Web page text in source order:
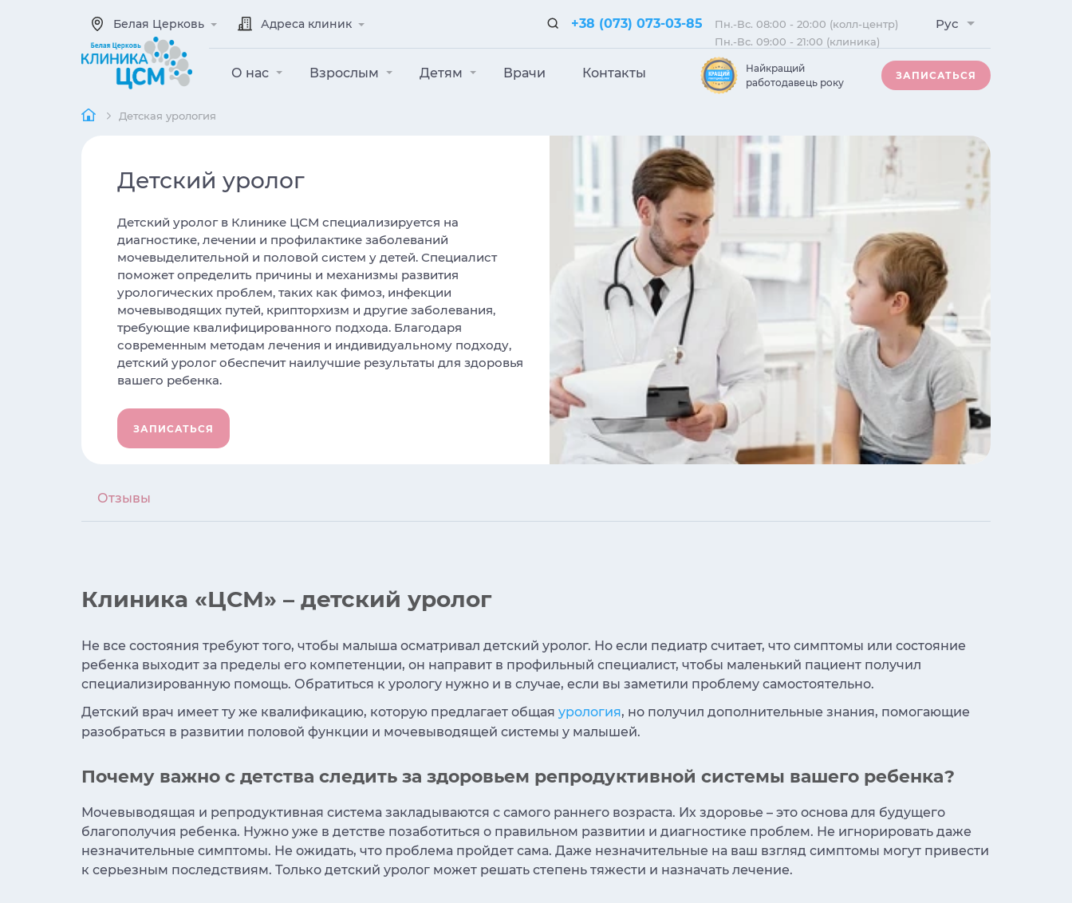
Белая Церковь Адреса клиник +38 (073) 073-03-85
Пн.-Вс. 08:00 - 20:00 (колл-центр)
Пн.-Вс. 09:00 - 21:00 (клиника)
Рус
О нас Взрослым Детям Врачи Контакты
Найкращий
работодавець року
ЗАПИСАТЬСЯ
Детская урология
Детский уролог
Детский уролог в Клинике ЦСМ специализируется на
диагностике, лечении и профилактике заболеваний
мочевыделительной и половой систем у детей. Специалист
поможет определить причины и механизмы развития
урологических проблем, таких как фимоз, инфекции
мочевыводящих путей, крипторхизм и другие заболевания,
требующие квалифицированного подхода. Благодаря
современным методам лечения и индивидуальному подходу,
детский уролог обеспечит наилучшие результаты для здоровья
вашего ребенка.
ЗАПИСАТЬСЯ
Отзывы
Клиника «ЦСМ» – детский уролог
Не все состояния требуют того, чтобы малыша осматривал детский уролог. Но если педиатр считает, что симптомы или состояние
ребенка выходит за пределы его компетенции, он направит в профильный специалист, чтобы маленький пациент получил
специализированную помощь. Обратиться к урологу нужно и в случае, если вы заметили проблему самостоятельно.
Детский врач имеет ту же квалификацию, которую предлагает общая урология, но получил дополнительные знания, помогающие
разобраться в развитии половой функции и мочевыводящей системы у малышей.
Почему важно с детства следить за здоровьем репродуктивной системы вашего ребенка?
Мочевыводящая и репродуктивная система закладываются с самого раннего возраста. Их здоровье – это основа для будущего
благополучия ребенка. Нужно уже в детстве позаботиться о правильном развитии и диагностике проблем. Не игнорировать даже
незначительные симптомы. Не ожидать, что проблема пройдет сама. Даже незначительные на ваш взгляд симптомы могут привести
к серьезным последствиям. Только детский уролог может решать степень тяжести и назначать лечение.